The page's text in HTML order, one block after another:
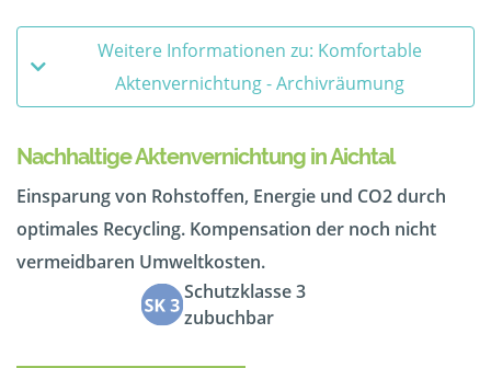
Weitere Informationen zu: Komfortable
Aktenvernichtung - Archivräumung
Nachhaltige Aktenvernichtung in Aichtal
Einsparung von Rohstoffen, Energie und CO2 durch
optimales Recycling. Kompensation der noch nicht
vermeidbaren Umweltkosten.
Schutzklasse 3
zubuchbar